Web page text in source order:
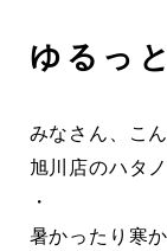
ゆるっ
みなさん、こ
旭川店のハタノ
・
暑かったり寒